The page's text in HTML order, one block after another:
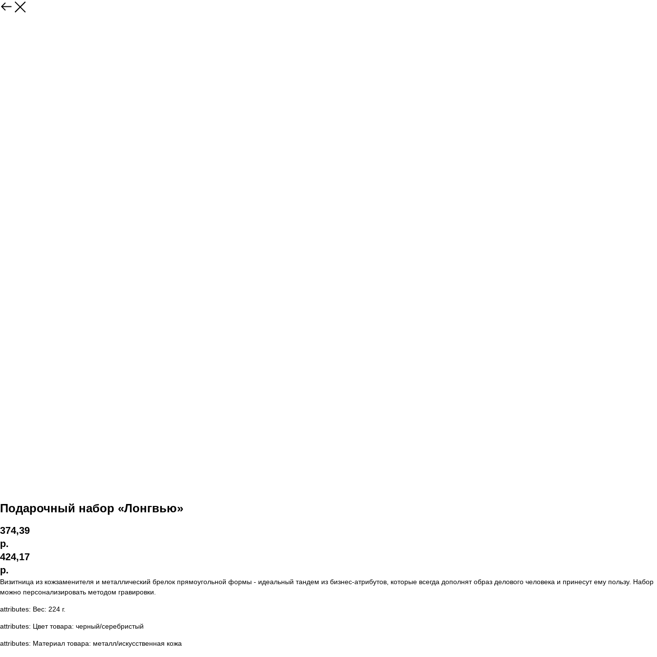
Подарочный набор «Лонгвью»
374,39
р.
424,17
р.
Визитница из кожзаменителя и металлический брелок прямоугольной формы - идеальный тандем из бизнес-атрибутов, которые всегда дополнят образ делового человека и принесут ему пользу. Набор
можно персонализировать методом гравировки.
attributes: Вес: 224 г.
attributes: Цвет товара: черный/серебристый
attributes: Материал товара: металл/искусственная кожа